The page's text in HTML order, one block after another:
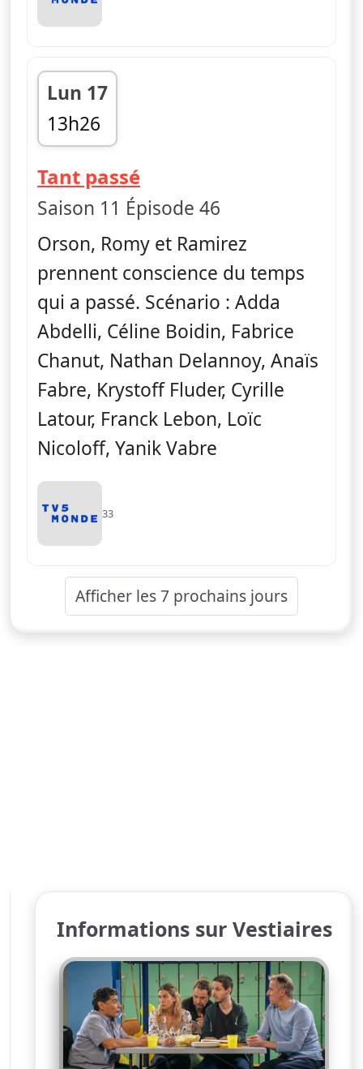
Lun 17
13h26
fin 13h30
Tant passé— Vestiaires
Saison 11 Épisode 46
Orson, Romy et Ramirez
prennent conscience du temps
qui a passé. Scénario : Adda
Abdelli, Céline Boidin, Fabrice
Chanut, Nathan Delannoy, Anaïs
Fabre, Krystoff Fluder, Cyrille
Latour, Franck Lebon, Loïc
Nicoloff, Yanik Vabre
33
Afficher les 7 prochains jours
Informations sur Vestiaires